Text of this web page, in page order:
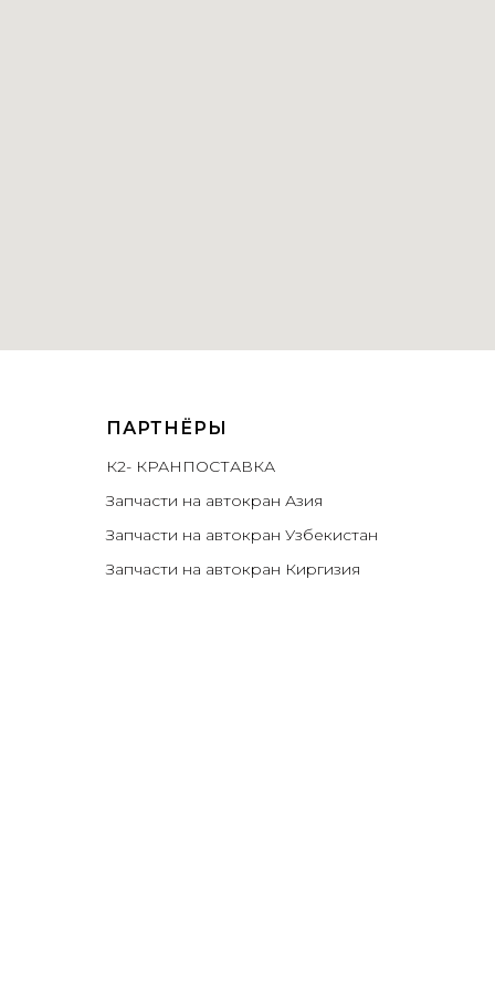
ПАРТНЁРЫ
К2- КРАНПОСТАВКА
Запчасти на автокран Азия
Запчасти на автокран Узбекистан
Запчасти на автокран Киргизия